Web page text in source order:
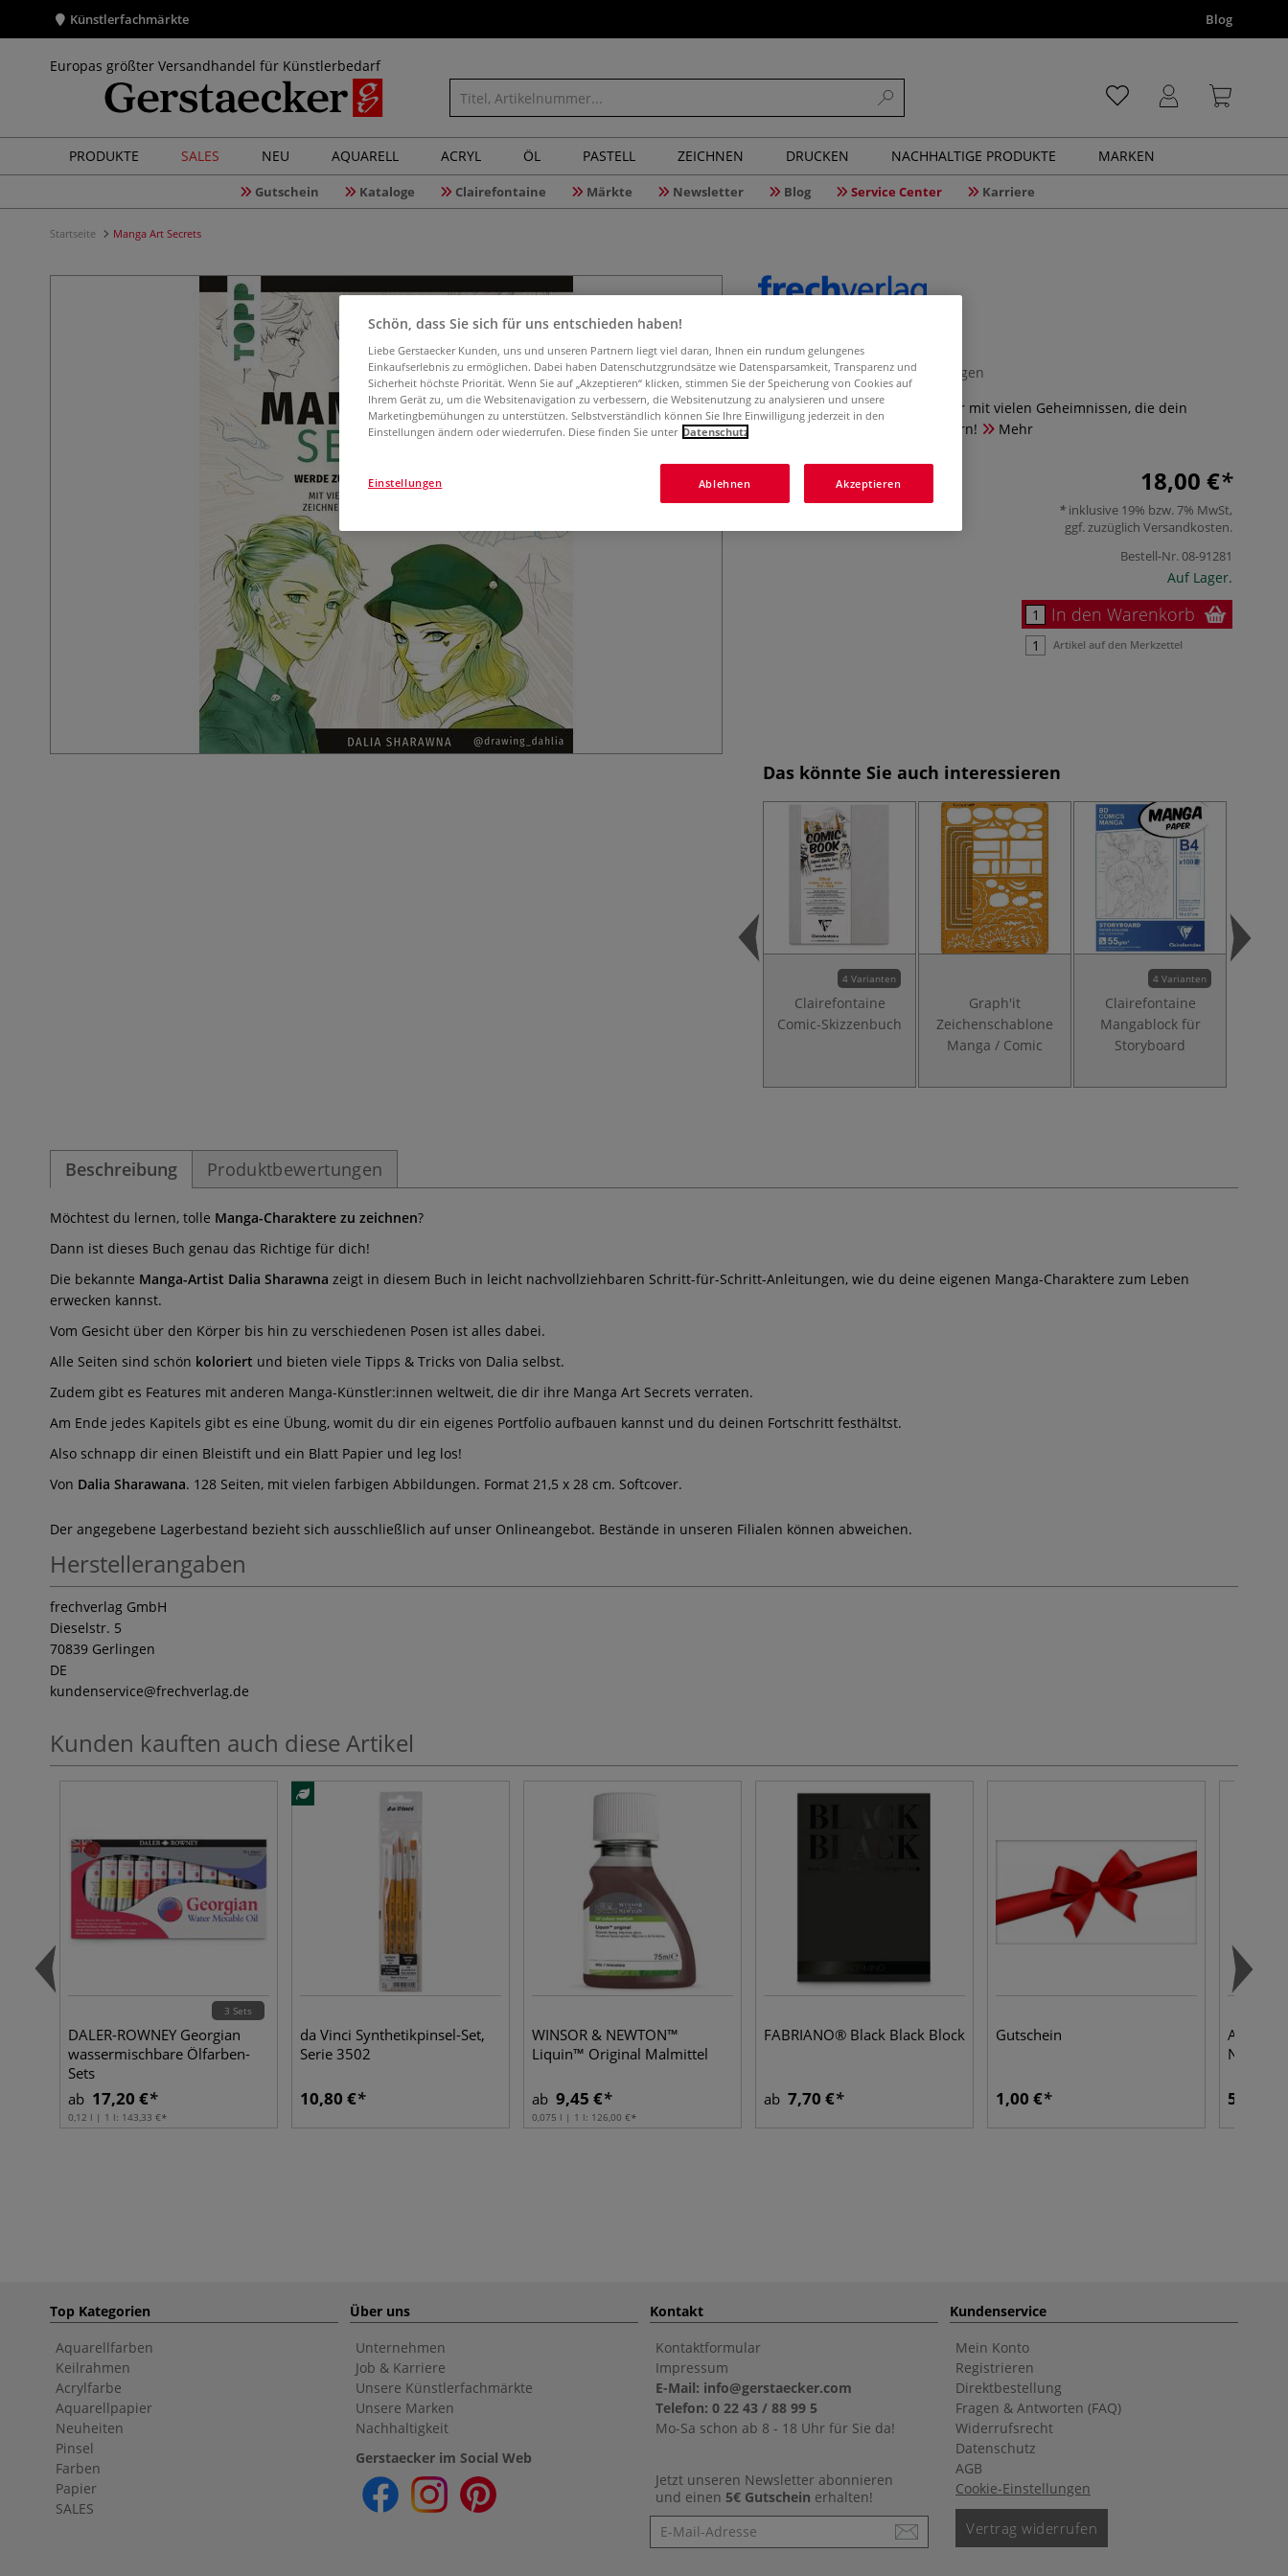
Künstlerfachmärkte Blog
Europas größter Versandhandel für Künstlerbedarf
PRODUKTE SALES NEU AQUARELL ACRYL ÖL PASTELL ZEICHNEN DRUCKEN NACHHALTIGE PRODUKTE MARKEN
Gutschein Kataloge Clairefontaine Märkte Newsletter Blog Service Center Karriere
Startseite Manga Art Secrets
0 Bewertungen
Werde zum Profi-Manga-Zeichner mit vielen Geheimnissen, die dein
zeichnerisches Können verbessern!
Mehr
18,00 €
inklusive 19% bzw. 7% MwSt,
ggf. zuzüglich Versandkosten.
Bestell-Nr.08-91281
Auf Lager.
In den Warenkorb
Artikel auf den Merkzettel
Das könnte Sie auch interessieren
4 Varianten
Clairefontaine
Comic-Skizzenbuch
Graph'it
Zeichenschablone
Manga / Comic
4 Varianten
Clairefontaine
Mangablock für
Storyboard
Beschreibung Produktbewertungen
Möchtest du lernen, tolle Manga-Charaktere zu zeichnen?
Dann ist dieses Buch genau das Richtige für dich!
Die bekannte Manga-Artist Dalia Sharawna zeigt in diesem Buch in leicht nachvollziehbaren Schritt-für-Schritt-Anleitungen, wie du deine eigenen Manga-Charaktere zum Leben
erwecken kannst.
Vom Gesicht über den Körper bis hin zu verschiedenen Posen ist alles dabei.
Alle Seiten sind schön koloriert und bieten viele Tipps & Tricks von Dalia selbst.
Zudem gibt es Features mit anderen Manga-Künstler:innen weltweit, die dir ihre Manga Art Secrets verraten.
Am Ende jedes Kapitels gibt es eine Übung, womit du dir ein eigenes Portfolio aufbauen kannst und du deinen Fortschritt festhältst.
Also schnapp dir einen Bleistift und ein Blatt Papier und leg los!
Von Dalia Sharawana. 128 Seiten, mit vielen farbigen Abbildungen. Format 21,5 x 28 cm. Softcover.
Der angegebene Lagerbestand bezieht sich ausschließlich auf unser Onlineangebot. Bestände in unseren Filialen können abweichen.
Herstellerangaben
frechverlag GmbH
Dieselstr. 5
70839 Gerlingen
DE
kundenservice@frechverlag.de
Kunden kauften auch diese Artikel
3 Sets
DALER-ROWNEY Georgian
wassermischbare Ölfarben-
Sets
ab 17,20 €
0,12 l | 1 l: 143,33 €
da Vinci Synthetikpinsel-Set,
Serie 3502
10,80 €
WINSOR & NEWTON™
Liquin™ Original Malmittel
ab 9,45 €
0,075 l | 1 l: 126,00 €
FABRIANO® Black Black Block
ab 7,70 €
Gutschein
1,00 €
ALIX
5,76 €
Top Kategorien
Aquarellfarben
Keilrahmen
Acrylfarbe
Aquarellpapier
Neuheiten
Pinsel
Farben
Papier
SALES
Über uns
Unternehmen
Job & Karriere
Unsere Künstlerfachmärkte
Unsere Marken
Nachhaltigkeit
Gerstaecker im Social Web
Kontakt
Kontaktformular
Impressum
E-Mail: info@gerstaecker.com
Telefon: 0 22 43 / 88 99 5
Mo-Sa schon ab 8 - 18 Uhr für Sie da!
Jetzt unseren Newsletter abonnieren
und einen 5€ Gutschein erhalten!
Newsletter
Kundenservice
Mein Konto
Registrieren
Direktbestellung
Fragen & Antworten (FAQ)
Widerrufsrecht
Datenschutz
AGB
Cookie-Einstellungen
Vertrag widerrufen
Schön, dass Sie sich für uns entschieden haben!
Liebe Gerstaecker Kunden, uns und unseren Partnern liegt viel daran, Ihnen ein rundum gelungenes
Einkaufserlebnis zu ermöglichen. Dabei haben Datenschutzgrundsätze wie Datensparsamkeit, Transparenz und
Sicherheit höchste Priorität. Wenn Sie auf „Akzeptieren“ klicken, stimmen Sie der Speicherung von Cookies auf
Ihrem Gerät zu, um die Websitenavigation zu verbessern, die Websitenutzung zu analysieren und unsere
Marketingbemühungen zu unterstützen. Selbstverständlich können Sie Ihre Einwilligung jederzeit in den
Einstellungen ändern oder wiederrufen. Diese finden Sie unter Datenschutz
Ablehnen Akzeptieren
Einstellungen